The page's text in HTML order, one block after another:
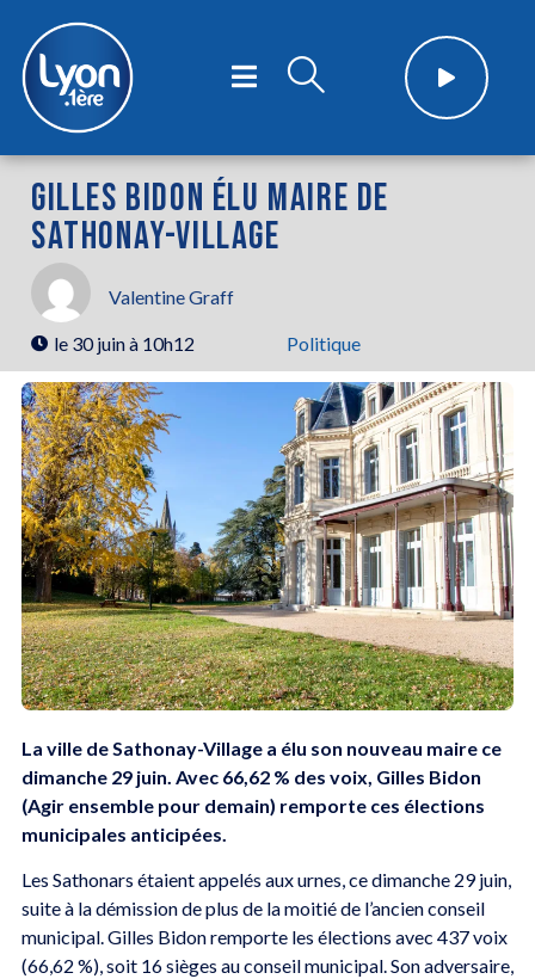
GILLES BIDON ÉLU MAIRE DE
SATHONAY-VILLAGE
Valentine Graff
le 30 juin à 10h12 Politique
La ville de Sathonay-Village a élu son nouveau maire ce
dimanche 29 juin. Avec 66,62 % des voix, Gilles Bidon
(Agir ensemble pour demain) remporte ces élections
municipales anticipées.
Les Sathonars étaient appelés aux urnes, ce dimanche 29 juin,
suite à la démission de plus de la moitié de l’ancien conseil
municipal. Gilles Bidon remporte les élections avec 437 voix
(66,62 %), soit 16 sièges au conseil municipal. Son adversaire,